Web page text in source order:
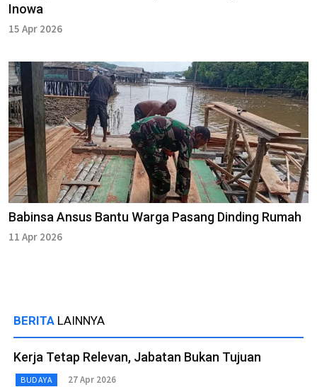
Inowa
15 Apr 2026
Babinsa Ansus Bantu Warga Pasang Dinding Rumah
11 Apr 2026
BERITA LAINNYA
Kerja Tetap Relevan, Jabatan Bukan Tujuan
BUDAYA 27 Apr 2026